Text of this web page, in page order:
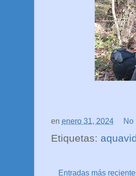
en enero 31, 2024 No
Etiquetas:
Entradas más